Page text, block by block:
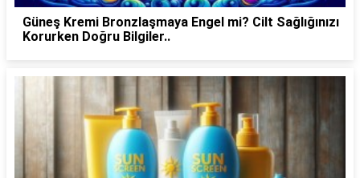
Güneş Kremi Bronzlaşmaya Engel mi? Cilt Sağlığınızı
Korurken Doğru Bilgiler..